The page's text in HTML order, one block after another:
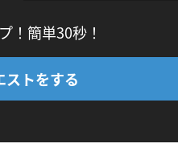
！簡単30秒！
ストをする